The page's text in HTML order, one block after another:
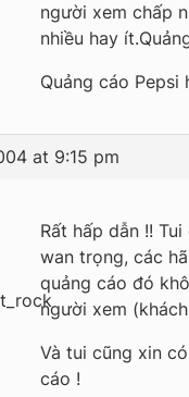
người xem chấp
nhiều hay
Quảng cáo
at 9:15 pm
Rất hấp dẫn !!
wan trọng, các
quảng cáo đó
người xem
Và tui cũng xin
cáo !